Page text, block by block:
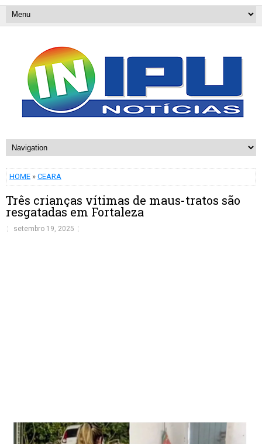
HOME » CEARA
Três crianças vítimas de maus-tratos são
resgatadas em Fortaleza
setembro 19, 2025